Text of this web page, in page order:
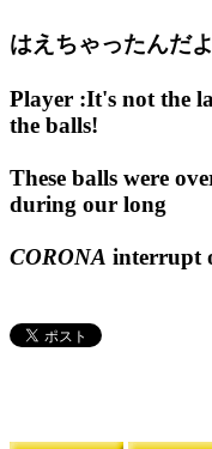
はえちゃったんだ
Player :It's not the
the balls!
These balls were
during our long
CORONA interrupt